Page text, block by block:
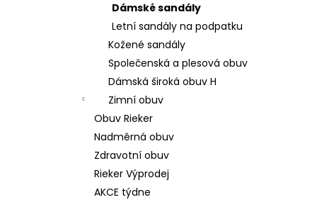
Dámské sandály
Letní sandály na podpatku
Kožené sandály
Společenská a plesová obuv
Dámská široká obuv H
Zimní obuv
Obuv Rieker
Nadměrná obuv
Zdravotní obuv
Rieker Výprodej
AKCE týdne
DÁMSKÉ SANDÁLY NA KLÍNKU ŠÍŘE H 8-
28365-46-304 HNĚDÉ
799 Kč
Původně: 1 699 Kč